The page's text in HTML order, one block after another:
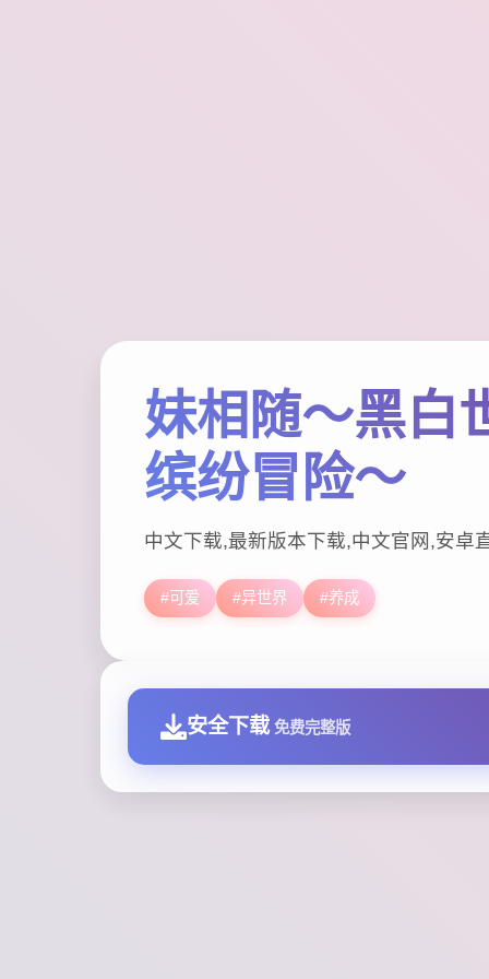
妹相随～黑白
缤纷冒险～
中文下载,最新版本下载,中文官网,安卓
#可爱 #异世界 #养成
安全下载 免费完整版